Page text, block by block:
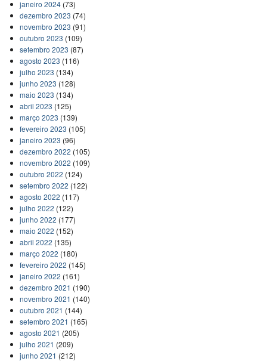
janeiro 2024(73)
dezembro 2023 (74)
novembro 2023 (91)
outubro 2023 (109)
setembro 2023 (87)
agosto 2023 (116)
julho 2023 (134)
junho 2023 (128)
maio 2023 (134)
abril 2023 (125)
março 2023 (139)
fevereiro 2023 (105)
janeiro 2023 (96)
dezembro 2022 (105)
novembro 2022 (109)
outubro 2022 (124)
setembro 2022 (122)
agosto 2022 (117)
julho 2022 (122)
junho 2022 (177)
maio 2022 (152)
abril 2022 (135)
março 2022 (180)
fevereiro 2022 (145)
janeiro 2022 (161)
dezembro 2021 (190)
novembro 2021 (140)
outubro 2021 (144)
setembro 2021 (165)
agosto 2021 (205)
julho 2021 (209)
junho 2021 (212)